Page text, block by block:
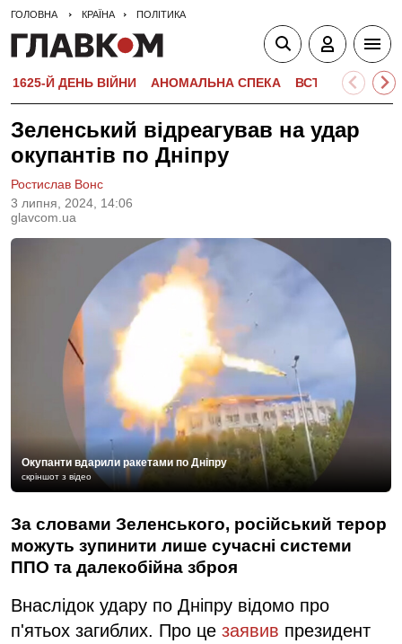
ГОЛОВНА КРАЇНА ПОЛІТИКА
1625-Й ДЕНЬ ВІЙНИ АНОМАЛЬНА СПЕКА ВСТУПНА
Зеленський відреагував на удар
окупантів по Дніпру
3 липня, 2024, 14:06
glavcom.ua
Ростислав Вонс
Окупанти вдарили ракетами по Дніпру
скріншот з відео
За словами Зеленського, російський терор
можуть зупинити лише сучасні системи
ППО та далекобійна зброя
Внаслідок удару по Дніпру відомо про
п'ятьох загиблих. Про це заявив президент